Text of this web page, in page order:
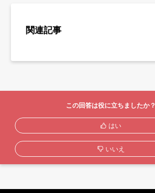
関連記事
この回答は役に立ちましたか？
はい
いいえ